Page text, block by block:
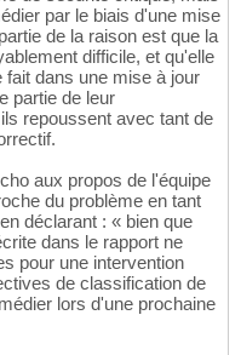
par le biais d'une mise
de la raison est que la
difficile, et qu'elle
fait dans une mise à jour
partie de leur
repoussent avec tant de
aux propos de l'équipe
du problème en tant
déclarant : « bien que
dans le rapport ne
pour une intervention
de classification de
lors d'une prochaine